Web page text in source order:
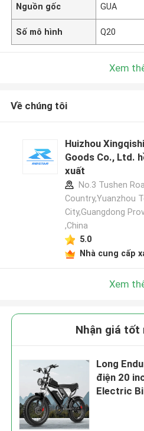
Nguồn gốc GUA
Số mô hình Q20
Xem
Về chúng tôi
Huizhou
Goods Co., Ltd.
xuất
No.3 Tushen
Country,Yuanzhou
City,Guangdong
,China
5.0
Nhà cung cấp
Xem
Nhận giá tốt
Long
điện 20
Electric